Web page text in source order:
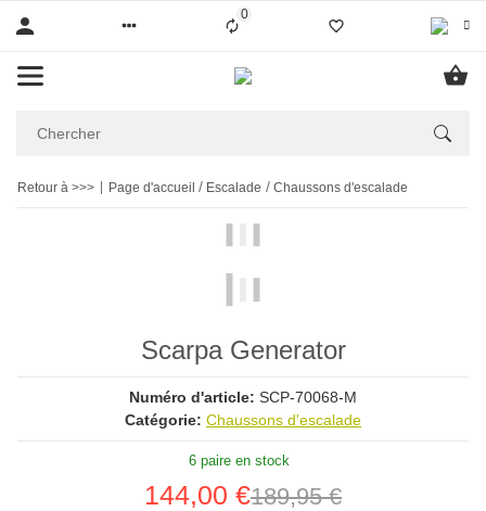
0Liste ist leer
Retour à >>> Page d'accueil Escalade Chaussons d'escalade
Scarpa Generator
Numéro d'article: SCP-70068-M
Catégorie: Chaussons d'escalade
6 paire en stock
144,00 €189,95 €